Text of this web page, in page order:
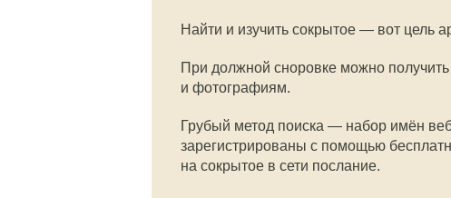
Найти и изучить сокрытое — вот цель
При должной сноровке можно
и фотографиям.
Грубый метод поиска — набор имён
зарегистрированы с помощью
на сокрытое в сети послание.